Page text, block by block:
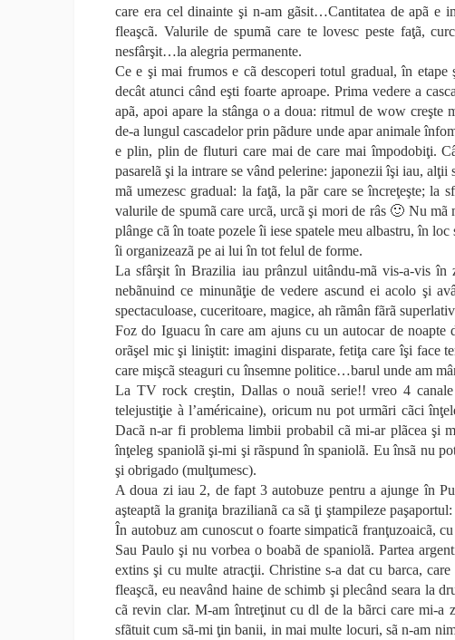
care era cel dinainte şi n-am gãsit…Cantitatea de apã e
fleaşcã. Valurile de spumã care te lovesc peste faţã,
nesfârşit…la alegria permanente.
Ce e şi mai frumos e cã descoperi totul gradual, în
decât atunci când eşti foarte aproape. Prima vedere a
apã, apoi apare la stânga o a doua: ritmul de wow
de-a lungul cascadelor prin pãdure unde apar animale
e plin, plin de fluturi care mai de care mai împodobiţi.
pasarelã şi la intrare se vând pelerine: japonezii îşi iau,
mã umezesc gradual: la faţã, la pãr care se încreţeşte; la
valurile de spumã care urcã, urcã şi mori de râs 🙂 Nu
plânge cã în toate pozele îi iese spatele meu albastru, în
îi organizeazã pe ai lui în tot felul de forme.
La sfârşit în Brazilia iau prânzul uitându-mã vis-a-vis în
nebãnuind ce minunãţie de vedere ascund ei acolo şi
spectaculoase, cuceritoare, magice, ah rãmân fãrã
Foz do Iguacu în care am ajuns cu un autocar de
orãşel mic şi liniştit: imagini disparate, fetiţa care îşi face
care mişcã steaguri cu însemne politice…barul unde am
La TV rock creştin, Dallas o nouã serie!! vreo 4
telejustiţie à l’américaine), oricum nu pot urmãri cãci
Dacã n-ar fi problema limbii probabil cã mi-ar plãcea şi
înţeleg spaniolã şi-mi şi rãspund în spaniolã. Eu însã nu
şi obrigado (mulţumesc).
A doua zi iau 2, de fapt 3 autobuze pentru a ajunge în
aşteaptã la graniţa brazilianã ca sã ţi ştampileze
În autobuz am cunoscut o foarte simpaticã franţuzoaicã,
Sau Paulo şi nu vorbea o boabã de spaniolã. Partea
extins şi cu multe atracţii. Christine s-a dat cu barca,
fleaşcã, eu neavând haine de schimb şi plecând seara la
cã revin clar. M-am întreţinut cu dl de la bãrci care mi-a
sfãtuit cum sã-mi ţin banii, in mai multe locuri, sã n-am